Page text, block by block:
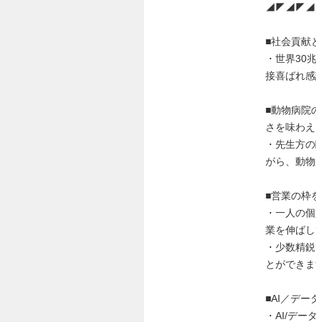
■社会貢献
・世界30
接喜ばれ
■動物病院
さを味わ
・先生方
がら、動
■営業の枠
・一人の
業を伸ば
・少数精
とができま
■AI／デー
・AI/デー